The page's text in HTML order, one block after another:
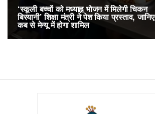
‘स्कूली बच्चों को मध्याह्न भोजन में मिलेगी चिकन
बिरयानी’ शिक्षा मंत्री ने पेश किया प्रस्ताव, जानिए
कब से मेन्यू में होगा शामिल